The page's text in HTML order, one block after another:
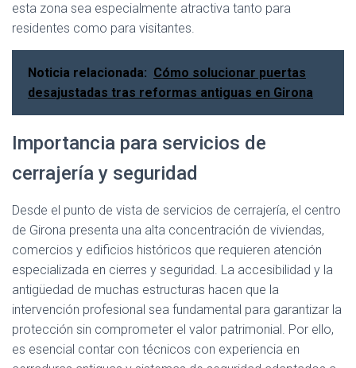
esta zona sea especialmente atractiva tanto para
residentes como para visitantes.
Noticia relacionada: Cómo solucionar puertas
desajustadas tras reformas antiguas en Girona
Importancia para servicios de
cerrajería y seguridad
Desde el punto de vista de servicios de cerrajería, el centro
de Girona presenta una alta concentración de viviendas,
comercios y edificios históricos que requieren atención
especializada en cierres y seguridad. La accesibilidad y la
antigüedad de muchas estructuras hacen que la
intervención profesional sea fundamental para garantizar la
protección sin comprometer el valor patrimonial. Por ello,
es esencial contar con técnicos con experiencia en